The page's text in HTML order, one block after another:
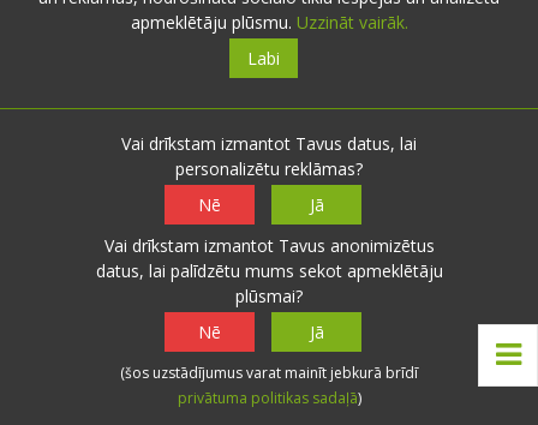
Kontakti
nosūti ziņu
Seko mums
© 2026 meteolapa.lv. v2
Raksti· Galerijas· Radars·
laika apstākļi· Sazināties· Privātuma politika
Lietošanas noteikumi· Par mums
apmeklētāju plūsmu. Uzzināt vairāk.
Labi
Vai drīkstam izmantot Tavus datus, lai
personalizētu reklāmas?
Nē
Jā
Vai drīkstam izmantot Tavus anonimizētus
datus, lai palīdzētu mums sekot apmeklētāju
plūsmai?
Nē
Jā
(šos uzstādījumus varat mainīt jebkurā brīdī
privātuma politikas sadaļā)